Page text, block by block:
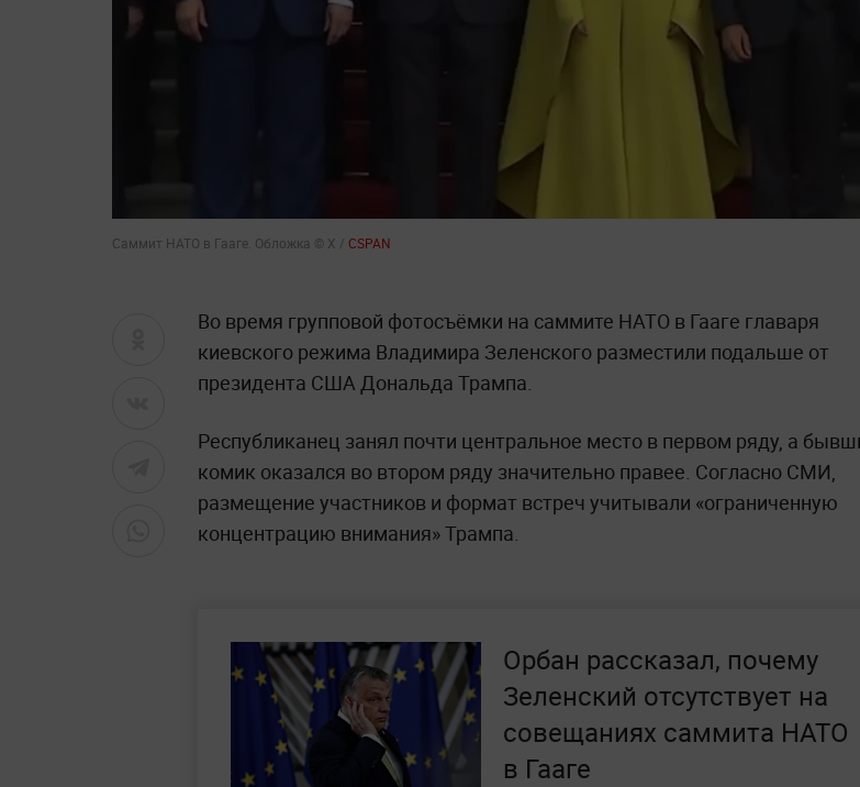
Саммит НАТО в Гааге. Обложка © X / CSPAN
Во время групповой фотосъёмки на саммите НАТО в Гааге главаря
киевского режима Владимира Зеленского разместили подальше от
президента США Дональда Трампа.
Республиканец занял почти центральное место в первом ряду, а
комик оказался во втором ряду значительно правее. Согласно СМИ,
размещение участников и формат встреч учитывали «ограниченную
концентрацию внимания» Трампа.
Орбан рассказал, почему
Зеленский отсутствует на
совещаниях саммита НАТО
в Гааге